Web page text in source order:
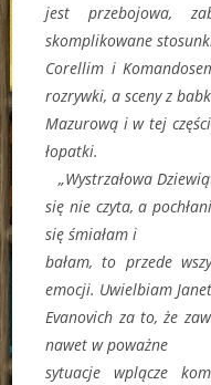
jest przebojowa,
skomplikowane
Corellim i
rozrywki, a sceny z
Mazurową i w tej
łopatki.
„Wystrzałowa
się nie czyta, a
się śmiałam i
bałam, to przede
emocji. Uwielbiam Janet
Evanovich za to, że
nawet w poważne
sytuacje wplącze